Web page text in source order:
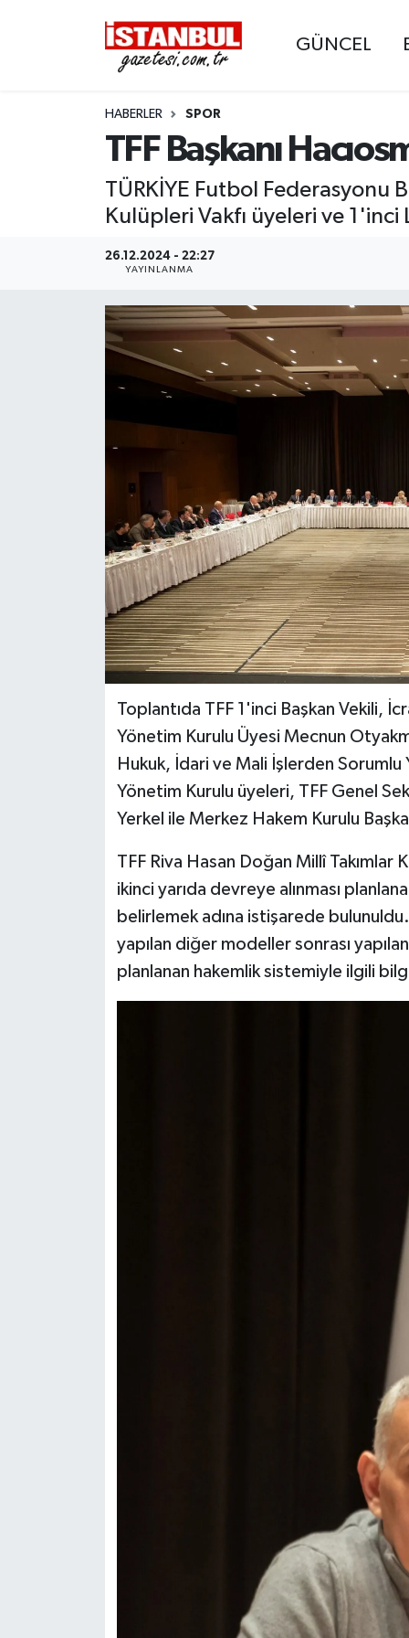
GÜNCEL
HABERLER SPOR
TFF Başkanı
TÜRKİYE Futbol Federasyonu
Kulüpleri Vakfı üyeleri ve
26.12.2024 - 22:27
YAYINLANMA
Toplantıda TFF 1'inci Başkan Vekili,
Yönetim Kurulu Üyesi Mecnun
Hukuk, İdari ve Mali İşlerden
Yönetim Kurulu üyeleri, TFF Genel
Yerkel ile Merkez Hakem Kurulu
TFF Riva Hasan Doğan Millî
ikinci yarıda devreye alınması
belirlemek adına istişarede
yapılan diğer modeller sonrası
planlanan hakemlik sistemiyle ilgili
EKONOMİ
İSTANBUL
MAGAZİN
KÜLTÜR SANAT
KURUMSAL
Nöbetçi Eczaneler
Hava Durumu
Trafik Durumu
Süper Lig Puan Durumu ve Fikstür
Tüm Manşetler
Son Dakika Haberleri
Haber Arşivi